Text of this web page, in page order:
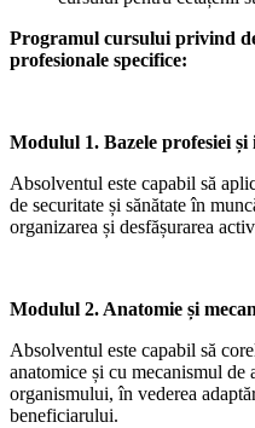
Programul cursului privind
profesionale specifice:
Modulul 1. Bazele profesiei
Absolventul este capabil să
de securitate și sănătate în
organizarea și desfășurarea
Modulul 2. Anatomie și
Absolventul este capabil să
anatomice și cu mecanismul de
organismului, în vederea
beneficiarului.